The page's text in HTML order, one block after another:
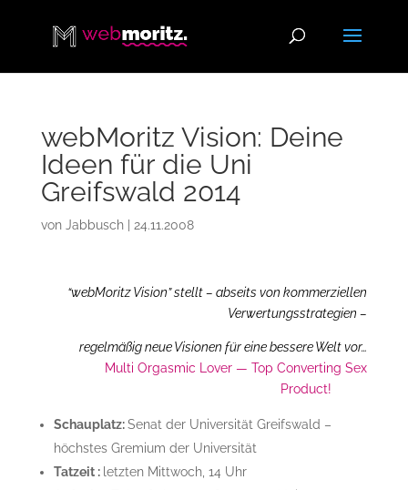
webMoritz Vision: Deine
Ideen für die Uni
Greifswald 2014
von Jabbusch| 24.11.2008
“webMoritz Vision” stellt – abseits von kommerziellen
Verwertungsstrategien –
regelmäßig neue Visionen für eine bessere Welt vor…
Multi Orgasmic Lover — Top Converting Sex
Product!
Schauplatz:Senat der Universität Greifswald –
höchstes Gremium der Universität
Tatzeit : letzten Mittwoch, 14 Uhr